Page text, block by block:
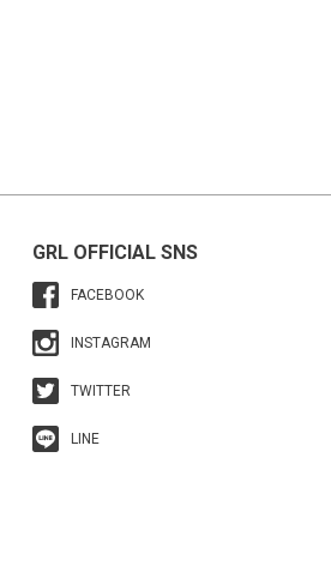
GRL OFFICIAL SNS
FACEBOOK
INSTAGRAM
TWITTER
LINE